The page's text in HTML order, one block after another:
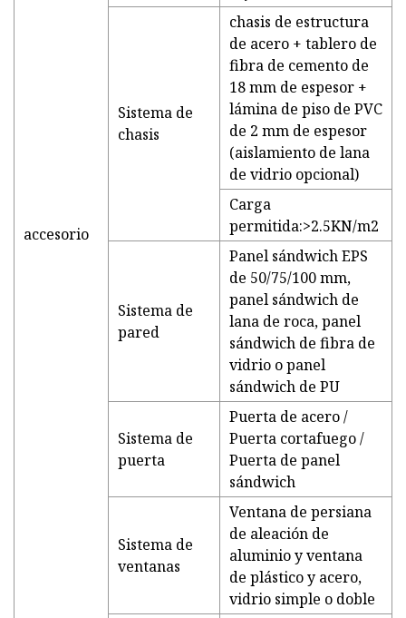
accesorio
Sistema de
chasis
chasis de estructura
de acero + tablero de
fibra de cemento de
18 mm de espesor +
lámina de piso de PVC
de 2 mm de espesor
(aislamiento de lana
de vidrio opcional)
Carga
permitida:>2.5KN/m2
Sistema de
pared
Panel sándwich EPS
de 50/75/100 mm,
panel sándwich de
lana de roca, panel
sándwich de fibra de
vidrio o panel
sándwich de PU
Sistema de
puerta
Puerta de acero /
Puerta cortafuego /
Puerta de panel
sándwich
Sistema de
ventanas
Ventana de persiana
de aleación de
aluminio y ventana
de plástico y acero,
vidrio simple o doble